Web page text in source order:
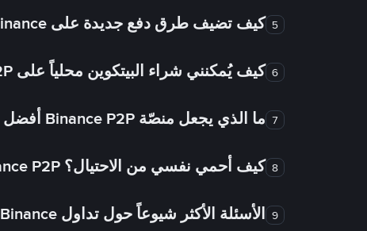
5 كيف تضيف طرق دفع جديدة على Binance شخص لشخص؟
6 كيف يُمكنني شراء البيتكوين محلياً على Binance P2P؟
7 ما الذي يجعل منصّة Binance P2P أفضل من الأسواق الأخرى للتداول من شخص لشخص؟
8 كيف أحمي نفسي من الاحتيال؟ Binance P2P ضمان FTW!
9 الأسئلة الأكثر شيوعاً حول تداول Binance شخص لشخص